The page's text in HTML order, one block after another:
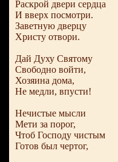
Раскрой двери сердца
И вверх посмотри.
Заветную дверцу
Христу отвори.
Дай Духу Святому
Свободно войти,
Хозяина дома,
Не медли, впусти!
Нечистые мысли
Мети за порог,
Чтоб Господу чистым
Готов был чертог,